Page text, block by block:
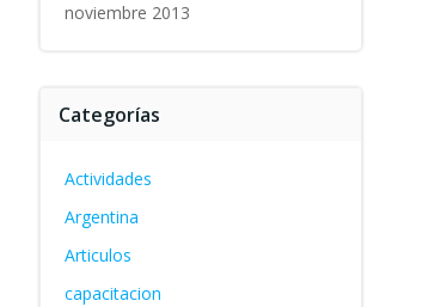
noviembre 2013
Categorías
Actividades
Argentina
Articulos
capacitacion